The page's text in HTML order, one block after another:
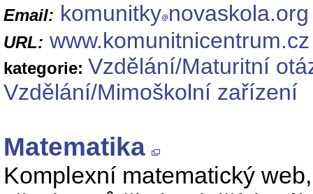
Email: komunitky novaskola.org
URL: www.komunitnicentrum.cz
kategorie: Vzdělání/Maturitní
Vzdělání/Mimoškolní zařízení
Matematika
Komplexní matematický